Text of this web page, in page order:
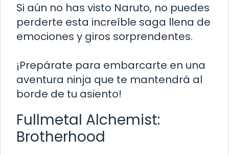
Si aún no has visto Naruto, no puedes
perderte esta increíble saga llena de
emociones y giros sorprendentes.
¡Prepárate para embarcarte en una
aventura ninja que te mantendrá al
borde de tu asiento!
Fullmetal Alchemist:
Brotherhood